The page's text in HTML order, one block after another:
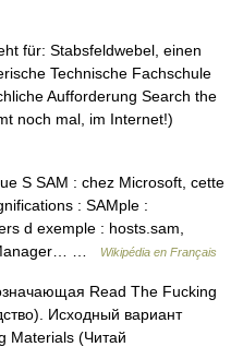
für: Stabsfeldwebel, einen
Technische Fachschule
Aufforderung Search the
noch mal, im Internet!)
S SAM : chez Microsoft, cette
: SAMple :
d exemple : hosts.sam,
…
Wikipédia en Français
Read The Fucking
Исходный вариант
Materials (Читай